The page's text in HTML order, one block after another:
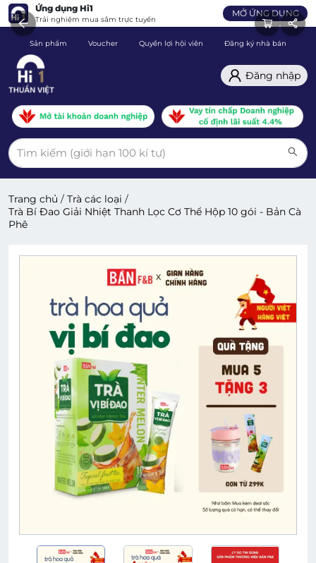
Ứng dụng Hi1
Trải nghiệm mua sắm trực tuyến
MỞ ỨNG DỤNG
Sản phẩm Voucher Quyền lợi hội viên Đăng ký nhà bán
Đăng nhập
Trang chủ / Trà các loại /
Trà Bí Đao Giải Nhiệt Thanh Lọc Cơ Thể Hộp 10 gói - Bản Cà
Phê